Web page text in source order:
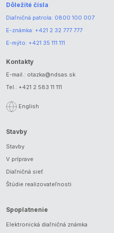
Dôležité čísla
Diaľničná patrola: 0800 100 007
E-známka: +421 2 32 777 777
E-mýto: +421 35 111 111
Kontakty
E-mail.: otazka@ndsas.sk
Tel.: +421 2 583 11 111
English
Stavby
Stavby
V príprave
Diaľničná sieť
Štúdie realizovateľnosti
Spoplatnenie
Elektronická diaľničná známka